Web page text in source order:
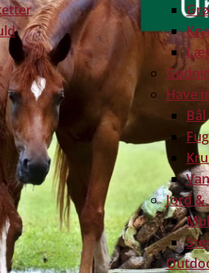
Have
Bål
Jord &